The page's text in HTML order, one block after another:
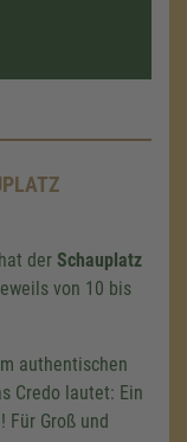
der Schauplatz
von 10 bis
authentischen
Credo lautet: Ein
Für Groß und